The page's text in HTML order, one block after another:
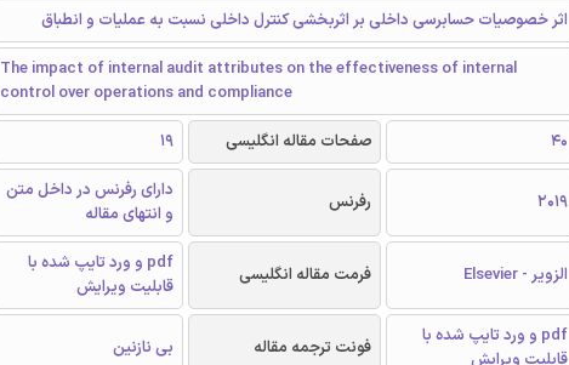
اثر خصوصیات حسابرسی داخلی بر اثربخشی کنترل داخلی نسبت به عملیات و انطباق
The impact of internal audit attributes on the effectiveness of internal
control over operations and compliance
40 صفحات مقاله انگلیسی 19
2019 رفرنس
دارای رفرنس در داخل متن
و انتهای مقاله
الزویر - Elsevier فرمت مقاله انگلیسی
pdf و ورد تایپ شده با
قابلیت ویرایش
pdf و ورد تایپ شده با
قابلیت ویرایش
فونت ترجمه مقاله بی نازنین